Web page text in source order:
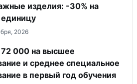
изделия: -30% на
2026
000 на высшее
и среднее специальное
в первый год обучения